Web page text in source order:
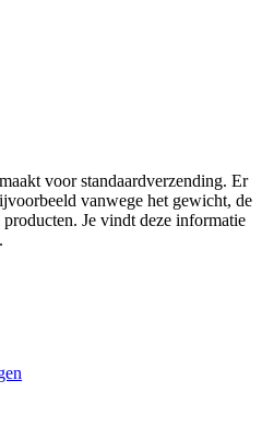
voor standaardverzending. Er
vanwege het gewicht, de
Je vindt deze informatie